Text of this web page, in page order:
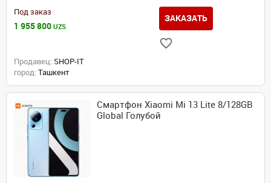
Под заказ
1 955 800 UZS
ЗАКАЗАТЬ
Продавец: SHOP-IT
город: Ташкент
Смартфон Xiaomi Mi 13 Lite 8/128GB
Global Голубой